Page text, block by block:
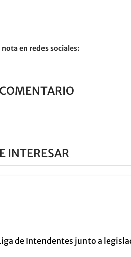
en redes sociales:
INTERESAR